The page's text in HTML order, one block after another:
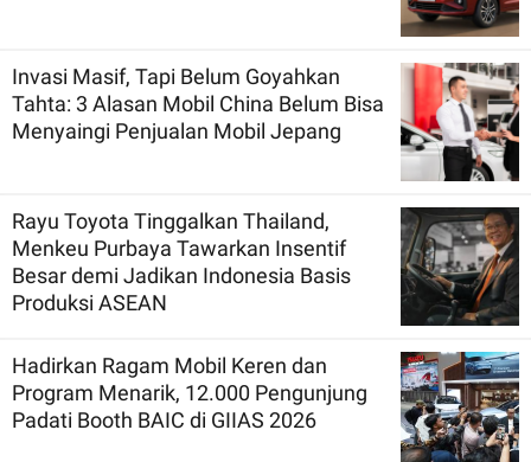
Invasi Masif, Tapi Belum Goyahkan
Tahta: 3 Alasan Mobil China Belum Bisa
Menyaingi Penjualan Mobil Jepang
Rayu Toyota Tinggalkan Thailand,
Menkeu Purbaya Tawarkan Insentif
Besar demi Jadikan Indonesia Basis
Produksi ASEAN
Hadirkan Ragam Mobil Keren dan
Program Menarik, 12.000 Pengunjung
Padati Booth BAIC di GIIAS 2026